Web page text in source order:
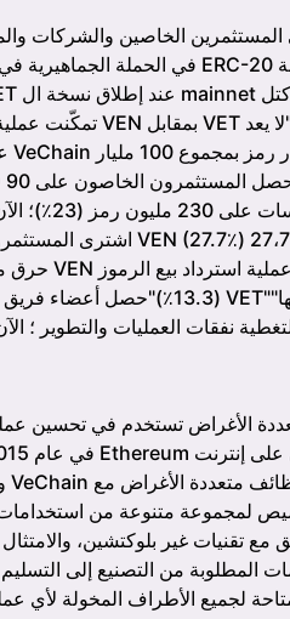
:"حصل المستثمرون الخاصون على 90
لمجموعة متنوعة من
مع تقنيات غير بلوكتشين،
متاحة لجميع الأطراف المخولة لأي